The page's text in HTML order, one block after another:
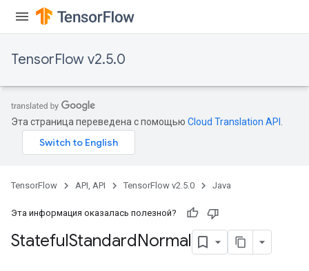
TensorFlow v2.5.0
Эта страница переведена с помощью Cloud Translation API
TensorFlow API, API TensorFlow v2.5.0 Java
Эта информация оказалась полезной?
StatefulStandardNormal